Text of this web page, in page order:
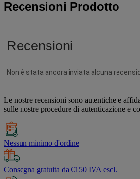
Recensioni Prodotto
Le nostre recensioni sono autentiche e
sulle nostre procedure di autenticazione e
Nessun minimo d'ordine
Consegna gratuita da €150 IVA escl.